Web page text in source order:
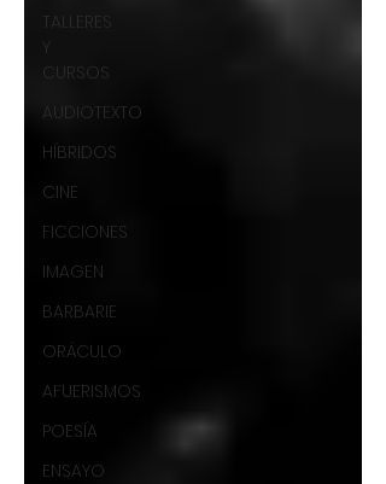
TALLERES
Y
CURSOS
AUDIOTEXTO
HÍBRIDOS
CINE
FICCIONES
IMAGEN
BARBARIE
ORÁCULO
AFUERISMOS
POESÍA
ENSAYO